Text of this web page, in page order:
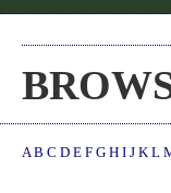
A B C D E F G H I J K L